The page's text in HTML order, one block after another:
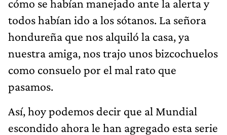
cómo se habían manejado ante la alerta y
todos habían ido a los sótanos. La señora
hondureña que nos alquiló la casa, ya
nuestra amiga, nos trajo unos bizcochuelos
como consuelo por el mal rato que
pasamos.
Así, hoy podemos decir que al Mundial
escondido ahora le han agregado esta serie